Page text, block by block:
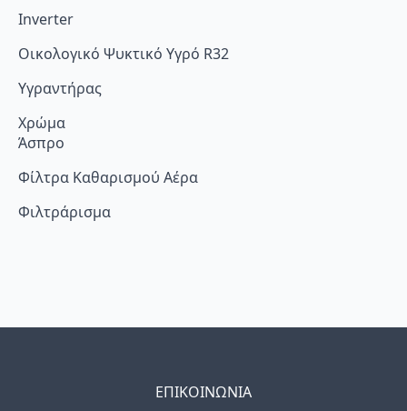
Inverter
Οικολογικό Ψυκτικό Υγρό R32
Υγραντήρας
Χρώμα
Άσπρο
Φίλτρα Καθαρισμού Αέρα
Φιλτράρισμα
ΕΠΙΚΟΙΝΩΝΙΑ